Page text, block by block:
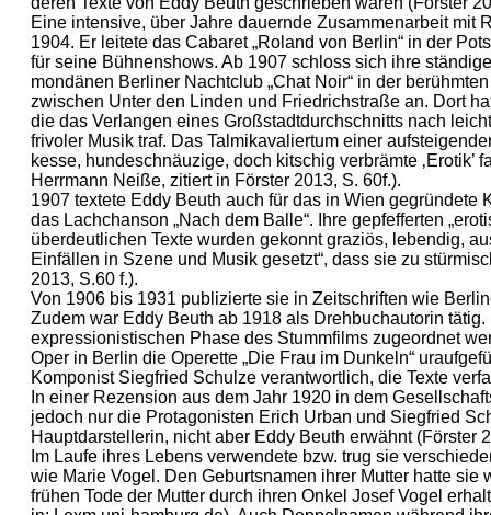
Eine intensive, über Jahre dauernde Zusammenarbeit mit
1904. Er leitete das Cabaret „Roland von Berlin“ in der
für seine Bühnenshows. Ab 1907 schloss sich ihre
mondänen Berliner Nachtclub „Chat Noir“ in der
zwischen Unter den Linden und Friedrichstraße an. Dort
die das Verlangen eines Großstadtdurchschnitts nach
frivoler Musik traf. Das Talmikavaliertum einer
kesse, hundeschnäuzige, doch kitschig verbrämte ‚Erotik’
Herrmann Neiße, zitiert in Förster 2013, S. 60f.).
1907 textete Eddy Beuth auch für das in Wien gegründete
das Lachchanson „Nach dem Balle“. Ihre gepfefferten
überdeutlichen Texte wurden gekonnt graziös, lebendig,
Einfällen in Szene und Musik gesetzt“, dass sie zu
2013, S.60 f.).
Von 1906 bis 1931 publizierte sie in Zeitschriften wie
Zudem war Eddy Beuth ab 1918 als Drehbuchautorin tätig.
expressionistischen Phase des Stummfilms zugeordnet
Oper in Berlin die Operette „Die Frau im Dunkeln“
Komponist Siegfried Schulze verantwortlich, die Texte
In einer Rezension aus dem Jahr 1920 in dem
jedoch nur die Protagonisten Erich Urban und Siegfried
Hauptdarstellerin, nicht aber Eddy Beuth erwähnt (Förster
Im Laufe ihres Lebens verwendete bzw. trug sie
wie Marie Vogel. Den Geburtsnamen ihrer Mutter hatte sie
frühen Tode der Mutter durch ihren Onkel Josef Vogel